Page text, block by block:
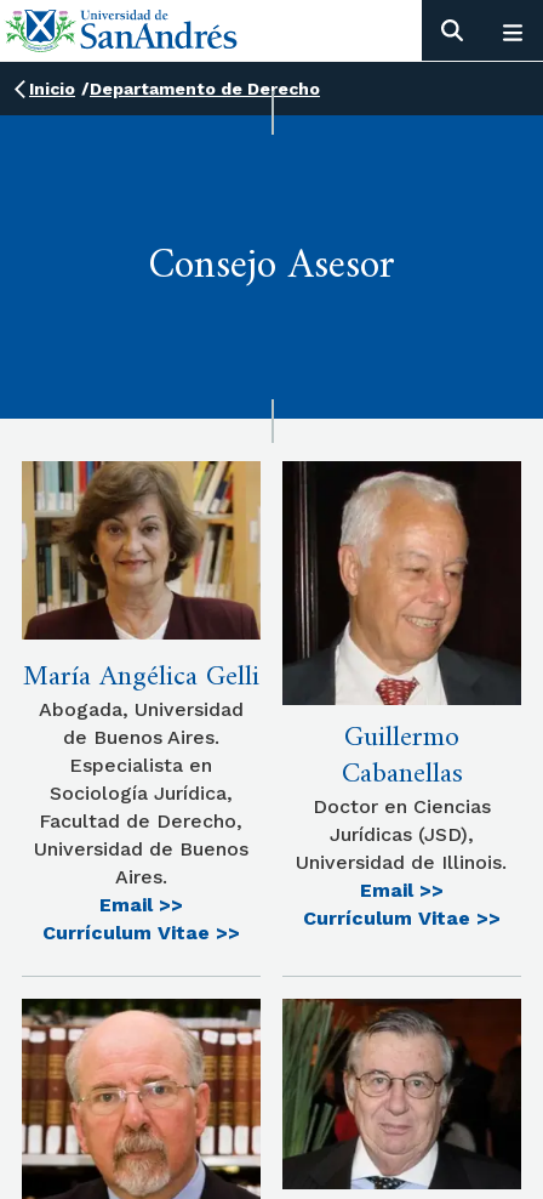
Inicio /Departamento de Derecho
Consejo Asesor
María Angélica Gelli
Abogada, Universidad
de Buenos Aires.
Especialista en
Sociología Jurídica,
Facultad de Derecho,
Universidad de Buenos
Aires.
Email >>
Currículum Vitae >>
Guillermo
Cabanellas
Doctor en Ciencias
Jurídicas (JSD),
Universidad de Illinois.
Email >>
Currículum Vitae >>